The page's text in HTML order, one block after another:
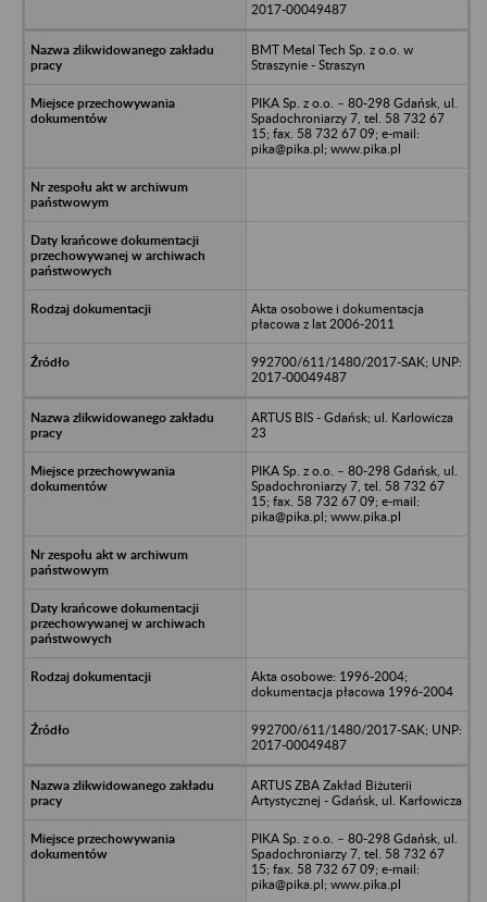
2017-00049487
BMT Metal Tech Sp. z o.o. w
Straszynie - Straszyn
PIKA Sp. z o.o. – 80-298 Gdańsk, ul.
Spadochroniarzy 7, tel. 58 732 67
15; fax. 58 732 67 09; e-mail:
pika@pika.pl; www.pika.pl
Akta osobowe i dokumentacja
płacowa z lat 2006-2011
992700/611/1480/2017-SAK; UNP:
2017-00049487
ARTUS BIS - Gdańsk; ul. Karlowicza
23
PIKA Sp. z o.o. – 80-298 Gdańsk, ul.
Spadochroniarzy 7, tel. 58 732 67
15; fax. 58 732 67 09; e-mail:
pika@pika.pl; www.pika.pl
Akta osobowe: 1996-2004;
dokumentacja płacowa 1996-2004
992700/611/1480/2017-SAK; UNP:
2017-00049487
ARTUS ZBA Zakład Biżuterii
Artystycznej - Gdańsk, ul. Karłowicza
PIKA Sp. z o.o. – 80-298 Gdańsk, ul.
Spadochroniarzy 7, tel. 58 732 67
15; fax. 58 732 67 09; e-mail:
pika@pika.pl; www.pika.pl